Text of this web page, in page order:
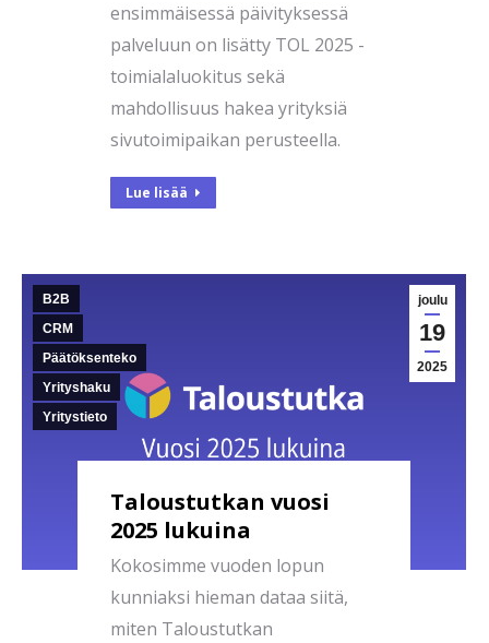
ensimmäisessä päivityksessä
palveluun on lisätty TOL 2025 -
toimialaluokitus sekä
mahdollisuus hakea yrityksiä
sivutoimipaikan perusteella.
Lue lisää
joulu
19
2025
B2B
CRM
Päätöksenteko
Yrityshaku
Yritystieto
Taloustutkan vuosi
2025 lukuina
Kokosimme vuoden lopun
kunniaksi hieman dataa siitä,
miten Taloustutkan